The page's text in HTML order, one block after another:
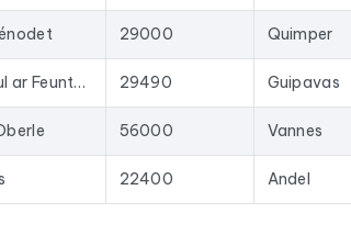
29000 Quimper
10 Rue de Poul ar Feunteun 29490 Guipavas
56000 Vannes
22400 Andel